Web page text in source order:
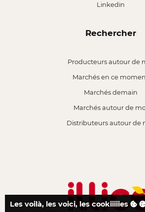
Linkedin
Rechercher
Producteurs autour de
Marchés en ce
Marchés demain
Marchés autour de
Distributeurs autour de
Les voilà, les voici, les cookiiiiies